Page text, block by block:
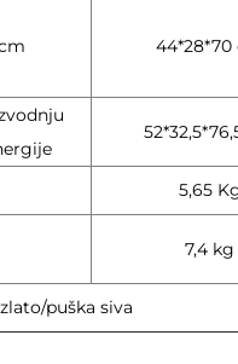
44*28*70
5,65
7,4 kg
puška siva